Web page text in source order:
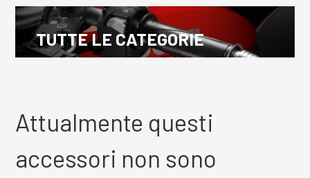
TUTTE LE CATEGORIE
Attualmente questi
accessori non sono